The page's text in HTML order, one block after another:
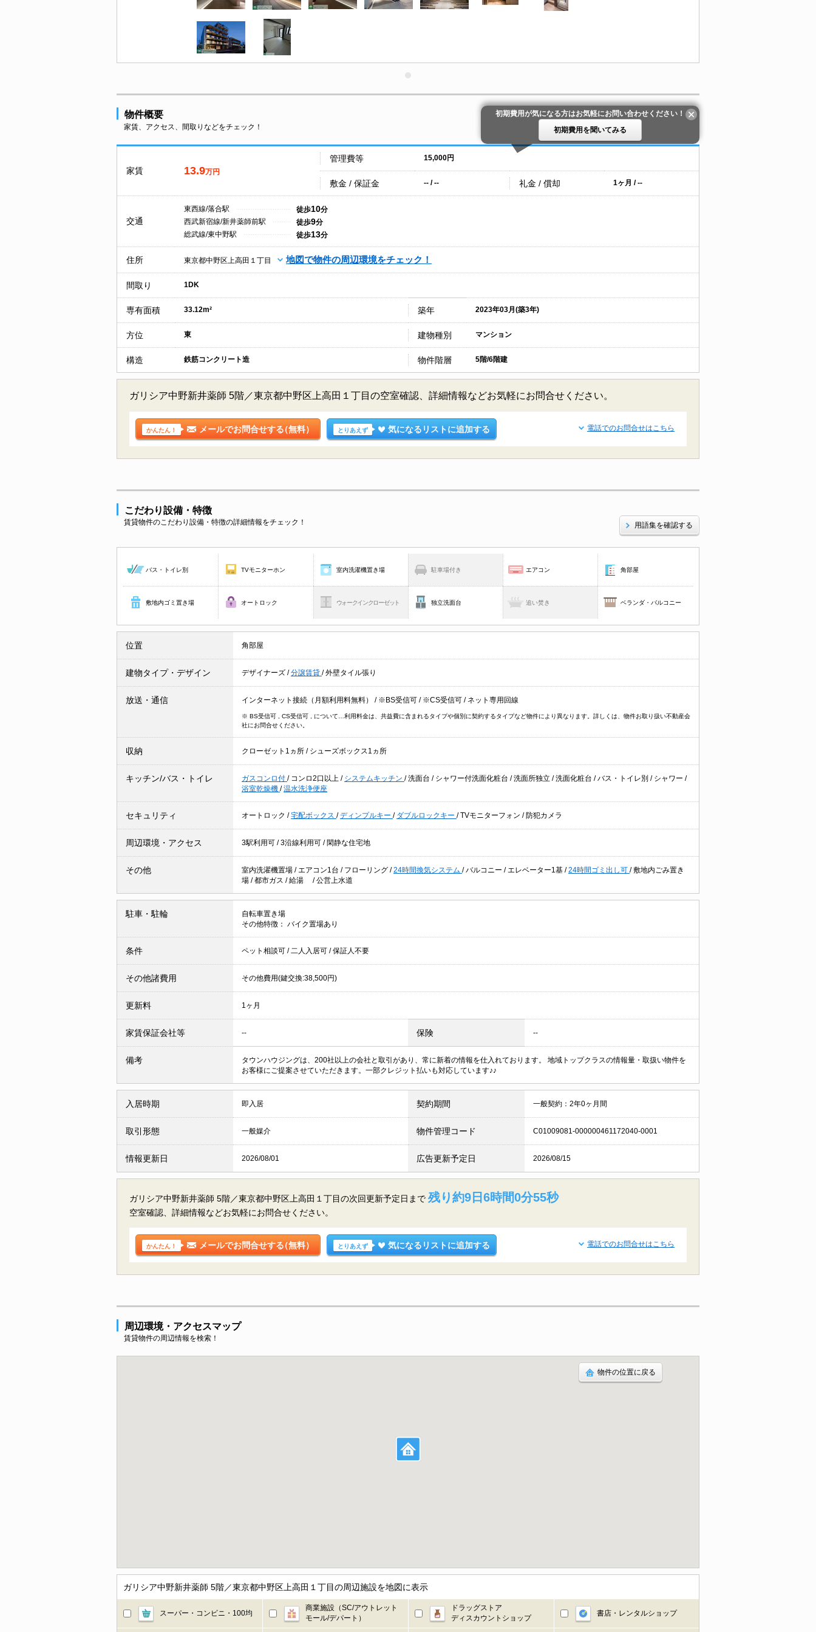
物件概要
家賃、アクセス、間取りなどをチェック！
初期費用が気になる方はお気軽にお問い合わせください！
初期費用を聞いてみる
家賃 13.9万円
管理費等 15,000円
敷金 / 保証金 -- / -- 礼金 / 償却 1ヶ月 / --
交通
東西線/落合駅 徒歩10分
西武新宿線/新井薬師前駅
徒歩9分
総武線/東中野駅
徒歩13分
住所 東京都中野区上高田１丁目 地図で物件の周辺環境をチェック！
間取り 1DK
専有面積 33.12m² 築年 2023年03月(築3年)
方位 東 建物種別 マンション
構造 鉄筋コンクリート造 物件階層 5階/6階建
ガリシア中野新井薬師 5階／東京都中野区上高田１丁目の空室確認、詳細情報などお気軽にお問合せください。
かんたん！ メールでお問合せする（無料） とりあえず 気になるリストに追加する 電話でのお問合せはこちら
こだわり設備・特徴
賃貸物件のこだわり設備・特徴の詳細情報をチェック！ 用語集を確認する
バス・トイレ別 TVモニターホン 室内洗濯機置き場 駐車場付き エアコン 角部屋
敷地内ゴミ置き場 オートロック ウォークインクローゼット 独立洗面台 追い焚き ベランダ・バルコニー
位置 角部屋
建物タイプ・デザイン デザイナーズ /分譲賃貸 /外壁タイル張り
放送・通信 インターネット接続（月額利用料無料） / ※BS受信可 / ※CS受信可 / ネット専用回線
※ BS受信可 , CS受信可 , について…利用料金は、共益費に含まれるタイプや個別に契約するタイプなど物件により異なります。詳しくは、物件お取り扱い不動産会
社にお問合せください。
収納 クローゼット1ヵ所 / シューズボックス1ヵ所
キッチン/バス・トイレ ガスコンロ付 / コンロ2口以上 / システムキッチン /洗面台 / シャワー付洗面化粧台 /洗面所独立 /洗面化粧台 /バス・トイレ別 / シャワー /
浴室乾燥機 /温水洗浄便座
セキュリティ オートロック /宅配ボックス /ディンプルキー / ダブルロックキー /TVモニターフォン / 防犯カメラ
周辺環境・アクセス 3駅利用可 /3沿線利用可 / 閑静な住宅地
その他 室内洗濯機置場 / エアコン1台 / フローリング /24時間換気システム /バルコニー / エレベーター1基 /24時間ゴミ出し可 /敷地内ごみ置き
場 /都市ガス /給湯 /公営上水道
駐車・駐輪
自転車置き場
その他特徴： バイク置場あり
条件 ペット相談可 / 二人入居可 /保証人不要
その他諸費用 その他費用(鍵交換:38,500円)
更新料 1ヶ月
家賃保証会社等 -- 保険 --
備考
タウンハウジングは、200社以上の会社と取引があり、常に新着の情報を仕入れております。 地域トップクラスの情報量・取扱い物件を
お客様にご提案させていただきます。一部クレジット払いも対応しています♪♪
入居時期 即入居 契約期間 一般契約：2年0ヶ月間
取引形態 一般媒介 物件管理コード C01009081-000000461172040-0001
情報更新日 2026/08/01 広告更新予定日 2026/08/15
ガリシア中野新井薬師 5階／東京都中野区上高田１丁目の次回更新予定日まで 残り約9日6時間0分54秒
空室確認、詳細情報などお気軽にお問合せください。
かんたん！ メールでお問合せする（無料） とりあえず 気になるリストに追加する 電話でのお問合せはこちら
周辺環境・アクセスマップ
賃貸物件の周辺情報を検索！
物件の位置に戻る
ガリシア中野新井薬師 5階／東京都中野区上高田１丁目の周辺施設を地図に表示
スーパー・コンビニ・100均
商業施設（SC/アウトレット
モール/デパート）
ドラッグストア
ディスカウントショップ
書店・レンタルショップ